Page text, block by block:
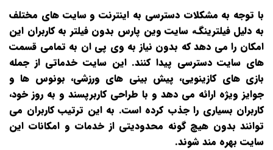
با توجه به مشکلات دسترسی به اینترنت و سایت‌ های مختلف
به دلیل فیلترینگ، سایت وین پارس بدون فیلتر به کاربران این
امکان را می‌ دهد که بدون نیاز به وی‌ پی‌ ان به تمامی قسمت‌
های سایت دسترسی پیدا کنند. این سایت خدماتی از جمله
بازی‌ های کازینویی، پیش‌ بینی‌ های ورزشی، بونوس‌ ها و
جوایز ویژه ارائه می‌ دهد و با طراحی کاربرپسند و به‌ روز خود،
کاربران بسیاری را جذب کرده است. به این ترتیب کاربران می‌
توانند بدون هیچ‌ گونه محدودیتی از خدمات و امکانات این
سایت بهره‌ مند شوند.